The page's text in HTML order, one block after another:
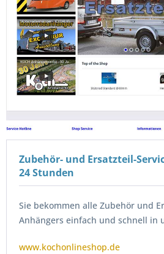
Zubehör- und Ersatzteil-
24 Stunden
Sie bekommen alle Zubehör und
Anhängers einfach und schnell in
www.kochonlineshop.de